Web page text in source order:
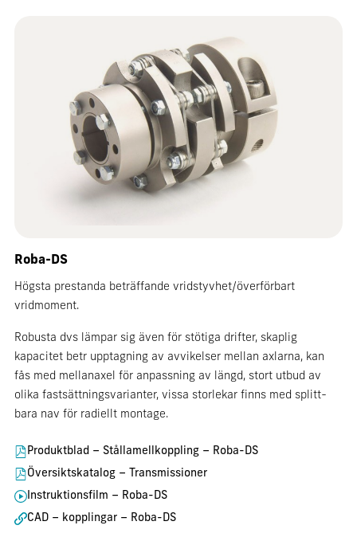
Roba-DS
Högsta prestanda beträffande vridstyvhet/överförbart
vridmoment.
Robusta dvs lämpar sig även för stötiga drifter, skaplig
kapacitet betr upptagning av avvikelser mellan axlarna, kan
fås med mellanaxel för anpassning av längd, stort utbud av
olika fastsättningsvarianter, vissa storlekar finns med splitt-
bara nav för radiellt montage.
Produktblad – Stållamellkoppling – Roba-DS
Översiktskatalog – Transmissioner
Instruktionsfilm – Roba-DS
CAD – kopplingar – Roba-DS